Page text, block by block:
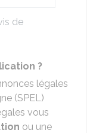
de
?
légales
(SPEL)
vous
ou une